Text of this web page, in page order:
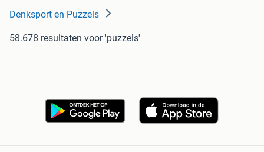
Denksport en Puzzels
58.678 resultaten voor 'puzzels'